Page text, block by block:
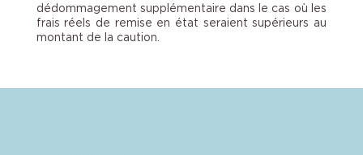
dédommagement supplémentaire dans le cas où les
frais réels de remise en état seraient supérieurs au
montant de la caution.